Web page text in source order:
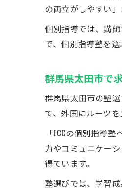
の両立がしやすい
個別指導では、講
で、個別指導塾を
群馬県太田市で
群馬県太田市の塾
て、外国にルーツ
「ECCの個別指導
力やコミュニケー
得ています。
塾選びでは、学習